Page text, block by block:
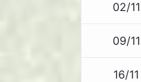
02/11
09/11
16/11